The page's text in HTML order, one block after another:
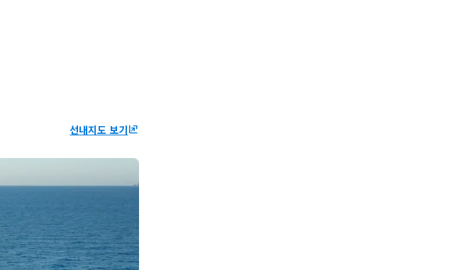
선내지도 보기ungroup